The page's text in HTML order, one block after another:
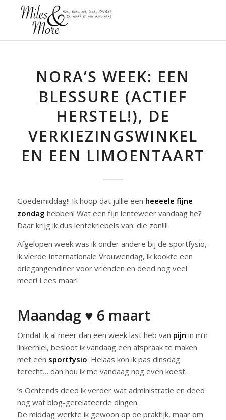
NORA’S WEEK: EEN
BLESSURE (ACTIEF
HERSTEL!), DE
VERKIEZINGSWINKEL
EN EEN LIMOENTAART
Goedemiddag!! Ik hoop dat jullie een heeeele fijne
zondag hebben! Wat een fijn lenteweer vandaag he?
Daar krijg ik dus lentekriebels van: die zon!!!!
Afgelopen week was ik onder andere bij de sportfysio,
ik vierde Internationale Vrouwendag, ik kookte een
driegangendiner voor vrienden en deed nog veel
meer! Lees maar!
Maandag ♥ 6 maart
Omdat ik al meer dan een week last heb van pijn in m’n
linkerhiel, besloot ik vandaag een afspraak te maken
met een sportfysio. Helaas kon ik pas dinsdag
terecht… dan hou ik me vandaag nog even koest.
’s Ochtends deed ik verder wat administratie en deed
nog wat blog-gerelateerde dingen.
De middag werkte ik gewoon op de praktijk, maar om